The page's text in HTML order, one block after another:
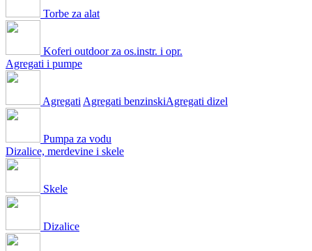
Torbe za alat
Koferi outdoor za os.instr. i opr.
Agregati i pumpe
Agregati Agregati benzinskiAgregati dizel
Pumpa za vodu
Dizalice, merdevine i skele
Skele
Dizalice